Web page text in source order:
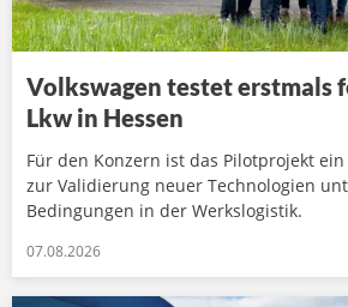
Volkswagen testet erstmals
Lkw in Hessen
Für den Konzern ist das Pilotprojekt
zur Validierung neuer Technologien
Bedingungen in der Werkslogistik.
07.08.2026